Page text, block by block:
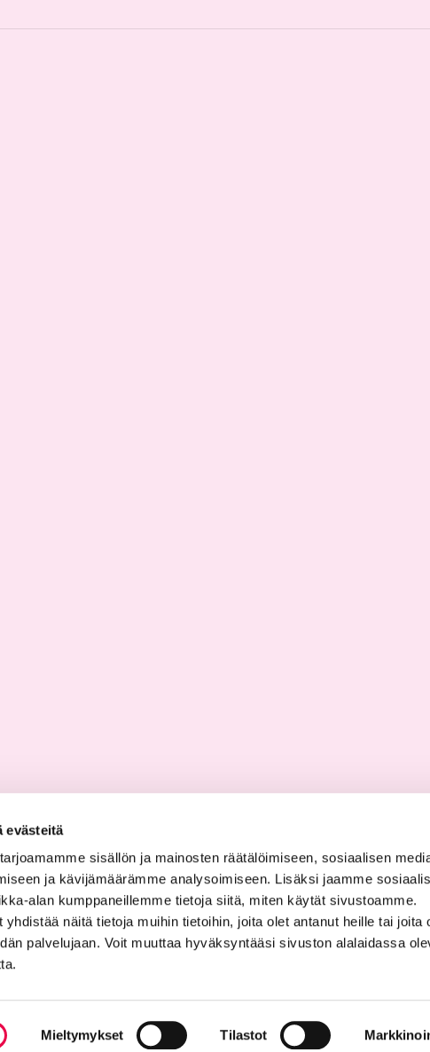
evästeitä
sisällön ja mainosten räätälöimiseen, sosiaalisen
ja kävijämäärämme analysoimiseen. Lisäksi jaamme
alan kumppaneillemme tietoja siitä, miten käytät sivustoamme.
yhdistää näitä tietoja muihin tietoihin, joita olet antanut heille tai joita
palvelujaan. Voit muuttaa hyväksyntääsi sivuston alalaidassa
Mieltymykset Tilastot